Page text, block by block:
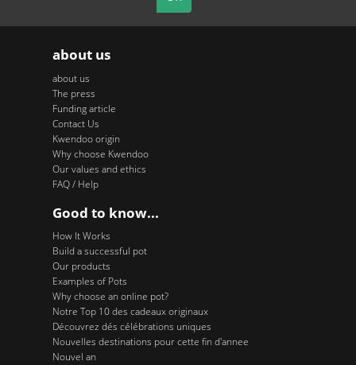
about us
about us
The press
Funding article
Contact Us
Kwendoo origin
Why choose Kwendoo
Our values and ethics
FAQ / Help
Good to know...
How It Works
Build a successful pot
Our products
Examples of Pots
Why choose an online pot?
Notre Top 10 des cadeaux originaux
Découvrez dés célébrations uniques
Nouvelles destinations pour cette fin d'annee
Nouvel an